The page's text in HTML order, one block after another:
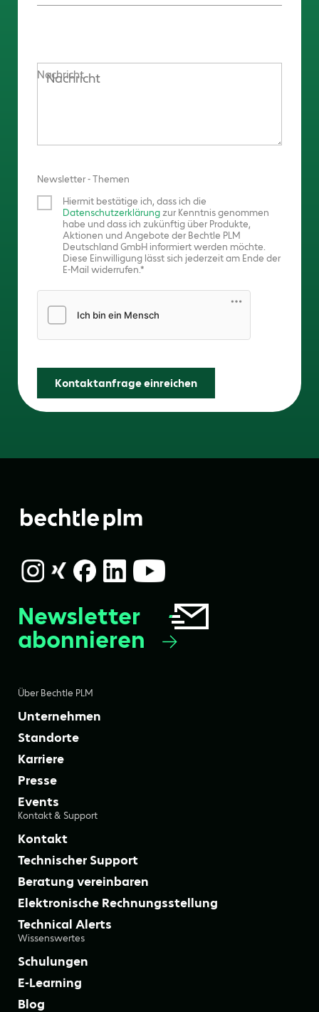
Nachricht
Newsletter - Themen
Hiermit bestätige ich, dass ich die
Datenschutzerklärungzur Kenntnis genommen
habe und dass ich zukünftig über Produkte,
Aktionen und Angebote der Bechtle PLM
Deutschland GmbH informiert werden möchte.
Diese Einwilligung lässt sich jederzeit am Ende der
E-Mail widerrufen.
Kontaktanfrage einreichen
Über Bechtle PLM
Unternehmen
Standorte
Karriere
Presse
Events
Kontakt & Support
Kontakt
Technischer Support
Beratung vereinbaren
Elektronische Rechnungsstellung
Technical Alerts
Wissenswertes
Schulungen
E-Learning
Blog
Newsletter
abonnieren